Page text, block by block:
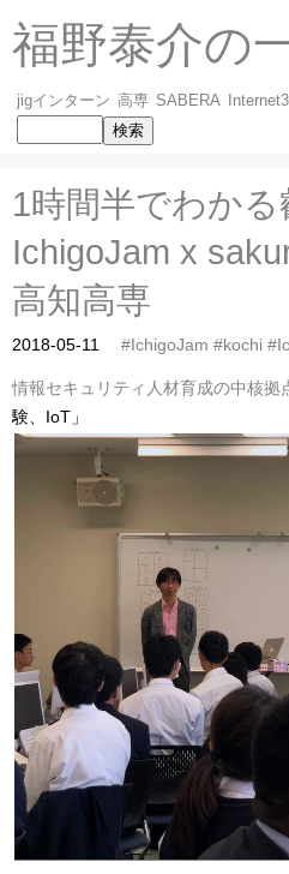
福野泰介の
jigインターン 高専 SABERA Internet3
1時間半でわか
IchigoJam x
高知高専
2018-05-11 #IchigoJam #kochi
情報セキュリティ人材育成の中核拠
験、IoT」